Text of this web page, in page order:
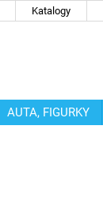
Katalogy
AUTA, FIGURKY